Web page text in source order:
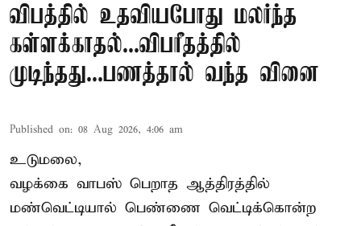
விபத்தில் உதவியபோது மலர்ந்த
கள்ளக்காதல்...விபரீதத்தில்
முடிந்தது...பணத்தால் வந்த வினை
Published on: 08 Aug 2026, 4:06 am
உடுமலை,
வழக்கை வாபஸ் பெறாத ஆத்திரத்தில்
மண்வெட்டியால் பெண்ணை வெட்டிக்கொன்ற